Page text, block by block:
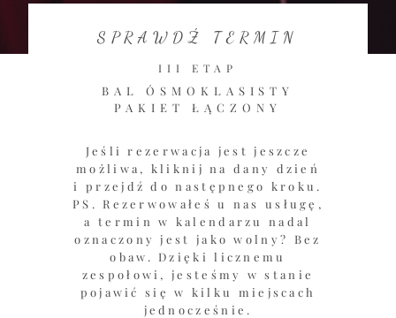
SPRAWDŹ TERMIN
III ETAP
BAL ÓSMOKLASISTY
PAKIET ŁĄCZONY
Jeśli rezerwacja jest jeszcze
możliwa, kliknij na dany dzień
i przejdź do następnego kroku.
PS. Rezerwowałeś u nas usługę,
a termin w kalendarzu nadal
oznaczony jest jako wolny? Bez
obaw. Dzięki licznemu
zespołowi, jesteśmy w stanie
pojawić się w kilku miejscach
jednocześnie.